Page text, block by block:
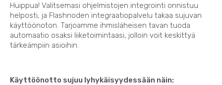
Huippua! Valitsemasi ohjelmistojen integrointi onnistuu
helposti, ja Flashnoden integraatiopalvelu takaa sujuvan
käyttöönoton. Tarjoamme ihmisläheisen tavan tuoda
automaatio osaksi liiketoimintaasi, jolloin voit keskittyä
tärkeämpiin asioihin.
Käyttöönotto sujuu lyhykäisyydessään näin: